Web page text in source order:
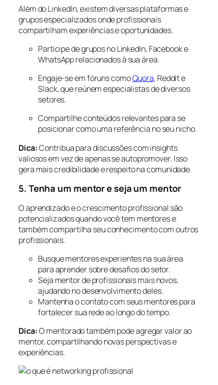
Além do LinkedIn, existem diversas plataformas e
grupos especializados onde profissionais
compartilham experiências e oportunidades.
Participe de grupos no LinkedIn, Facebook e
WhatsApp relacionados à sua área.
Engaje-se em fóruns comoQuora, Reddit e
Slack, que reúnem especialistas de diversos
setores.
Compartilhe conteúdos relevantes para se
posicionar como uma referência no seu nicho.
Dica:Contribua para discussões com insights
valiosos em vez de apenas se autopromover. Isso
gera mais credibilidade e respeito na comunidade.
5. Tenha um mentor e seja um mentor
O aprendizado e o crescimento profissional são
potencializados quando você tem mentores e
também compartilha seu conhecimento com outros
profissionais.
Busque mentores experientes na sua área
para aprender sobre desafios do setor.
Seja mentor de profissionais mais novos,
ajudando no desenvolvimento deles.
Mantenha o contato com seus mentores para
fortalecer sua rede ao longo do tempo.
Dica:O mentorado também pode agregar valor ao
mentor, compartilhando novas perspectivas e
experiências.